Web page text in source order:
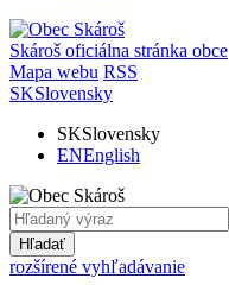
Skároš oficiálna stránka obce
Mapa webu RSS
SKSlovensky
SKSlovensky
ENEnglish
Hľadať
rozšírené vyhľadávanie